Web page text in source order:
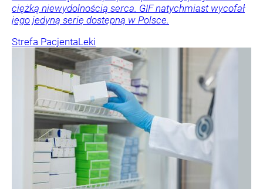
ciężką niewydolnością serca. GIF natychmiast wycofał
jego jedyną serię dostępną w Polsce.
Strefa PacjentaLeki